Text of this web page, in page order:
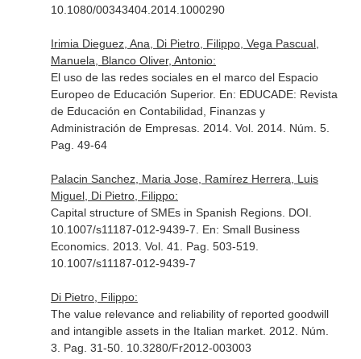
10.1080/00343404.2014.1000290
Irimia Dieguez, Ana, Di Pietro, Filippo, Vega Pascual,
Manuela, Blanco Oliver, Antonio:
El uso de las redes sociales en el marco del Espacio
Europeo de Educación Superior. En: EDUCADE: Revista
de Educación en Contabilidad, Finanzas y
Administración de Empresas. 2014. Vol. 2014. Núm. 5.
Pag. 49-64
Palacin Sanchez, Maria Jose, Ramírez Herrera, Luis
Miguel, Di Pietro, Filippo:
Capital structure of SMEs in Spanish Regions. DOI.
10.1007/s11187-012-9439-7. En: Small Business
Economics. 2013. Vol. 41. Pag. 503-519.
10.1007/s11187-012-9439-7
Di Pietro, Filippo:
The value relevance and reliability of reported goodwill
and intangible assets in the Italian market. 2012. Núm.
3. Pag. 31-50. 10.3280/Fr2012-003003